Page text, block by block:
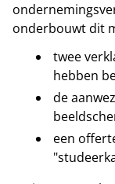
onderbouwt dit
twee
hebben
de
een